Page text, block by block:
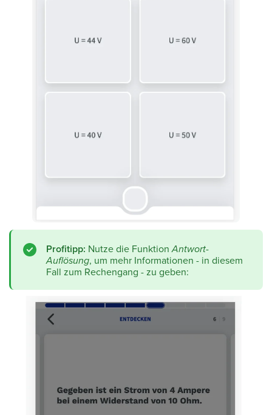
Profitipp: Nutze die FunktionAntwort-
Auflösung, um mehr Informationen - in diesem
Fall zum Rechengang - zu geben: